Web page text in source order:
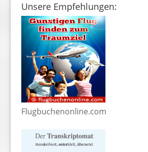
Unsere Empfehlungen:
Flugbuchenonline.com